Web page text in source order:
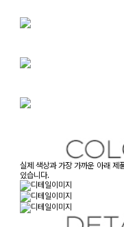
실제 색상과 가장 가까운 아래 제
있습니다.